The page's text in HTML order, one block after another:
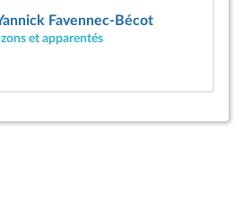
Favennec-Bécot
et apparentés